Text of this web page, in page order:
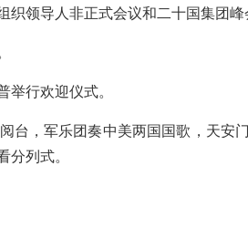
领导人非正式会议和二十国集团峰
举行欢迎仪式。
台，军乐团奏中美两国国歌，天安
分列式。